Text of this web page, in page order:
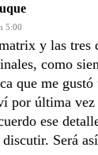
5:00
y las tres
como
que me
por última vez
ese
Será